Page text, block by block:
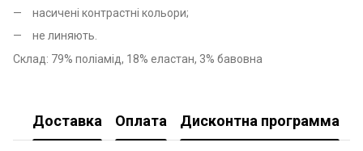
насичені контрастні кольори;
не линяють.
Склад: 79% поліамід, 18% еластан, 3% бавовна
Доставка Оплата Дисконтна программа